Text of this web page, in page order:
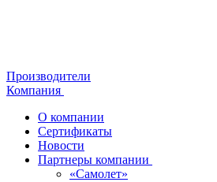
Производители
Компания
О компании
Сертификаты
Новости
Партнеры компании
«Самолет»